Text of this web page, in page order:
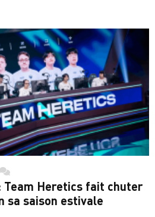
commentaires
Team Heretics fait chuter
sa saison estivale